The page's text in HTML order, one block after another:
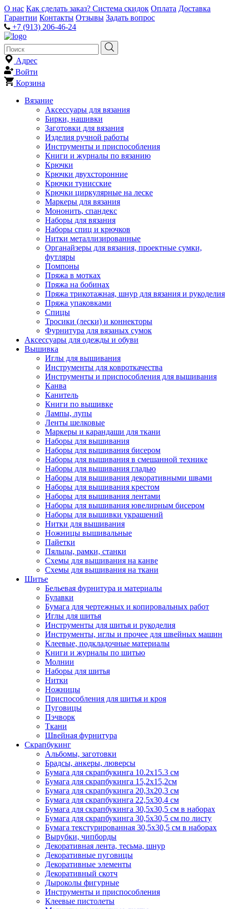
О нас Как сделать заказ? Система скидок Оплата Доставка
Гарантии Контакты Отзывы Задать вопрос
+7 (913) 206-46-24
Адрес
Войти
Корзина
Вязание
Аксессуары для вязания
Бирки, нашивки
Заготовки для вязания
Изделия ручной работы
Инструменты и приспособления
Книги и журналы по вязанию
Крючки
Крючки двухсторонние
Крючки тунисские
Крючки циркулярные на леске
Маркеры для вязания
Мононить, спандекс
Наборы для вязания
Наборы спиц и крючков
Нитки металлизированные
Органайзеры для вязания, проектные сумки,
футляры
Помпоны
Пряжа в мотках
Пряжа на бобинах
Пряжа трикотажная, шнур для вязания и рукоделия
Пряжа упаковками
Спицы
Тросики (лески) и коннекторы
Фурнитура для вязаных сумок
Аксессуары для одежды и обуви
Вышивка
Иглы для вышивания
Инструменты для ковроткачества
Инструменты и приспособления для вышивания
Канва
Канитель
Книги по вышивке
Лампы, лупы
Ленты шелковые
Маркеры и карандаши для ткани
Наборы для вышивания
Наборы для вышивания бисером
Наборы для вышивания в смешанной технике
Наборы для вышивания гладью
Наборы для вышивания декоративными швами
Наборы для вышивания крестом
Наборы для вышивания лентами
Наборы для вышивания ювелирным бисером
Наборы для вышивки украшений
Нитки для вышивания
Ножницы вышивальные
Пайетки
Пяльцы, рамки, станки
Схемы для вышивания на канве
Схемы для вышивания на ткани
Шитье
Бельевая фурнитура и материалы
Булавки
Бумага для чертежных и копировальных работ
Иглы для шитья
Инструменты для шитья и рукоделия
Инструменты, иглы и прочее для швейных машин
Клеевые, подкладочные материалы
Книги и журналы по шитью
Молнии
Наборы для шитья
Нитки
Ножницы
Приспособления для шитья и кроя
Пуговицы
Пэчворк
Ткани
Швейная фурнитура
Скрапбукинг
Альбомы, заготовки
Брадсы, анкеры, люверсы
Бумага для скрапбукинга 10.2х15.3 см
Бумага для скрапбукинга 15,2х15,2см
Бумага для скрапбукинга 20,3х20,3 см
Бумага для скрапбукинга 22,5х30,4 см
Бумага для скрапбукинга 30,5х30,5 см в наборах
Бумага для скрапбукинга 30,5х30,5 см по листу
Бумага текстурированная 30,5х30,5 см в наборах
Вырубки, чипборды
Декоративная лента, тесьма, шнур
Декоративные пуговицы
Декоративные элементы
Декоративный скотч
Дыроколы фигурные
Инструменты и приспособления
Клеевые пистолеты